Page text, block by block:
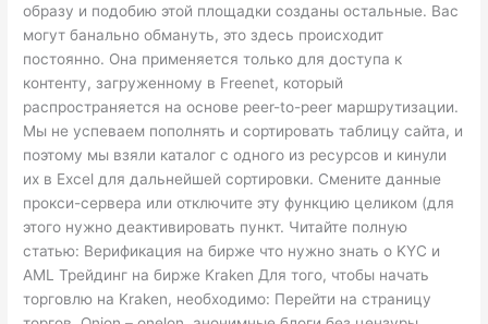
образу и подобию этой площадки созданы остальные. Вас
могут банально обмануть, это здесь происходит
постоянно. Она применяется только для доступа к
контенту, загруженному в Freenet, который
распространяется на основе peer-to-peer маршрутизации.
Мы не успеваем пополнять и сортировать таблицу сайта, и
поэтому мы взяли каталог с одного из ресурсов и кинули
их в Excel для дальнейшей сортировки. Смените данные
прокси-сервера или отключите эту функцию целиком (для
этого нужно деактивировать пункт. Читайте полную
статью: Верификация на бирже что нужно знать о KYC и
AML Трейдинг на бирже Kraken Для того, чтобы начать
торговлю на Kraken, необходимо: Перейти на страницу